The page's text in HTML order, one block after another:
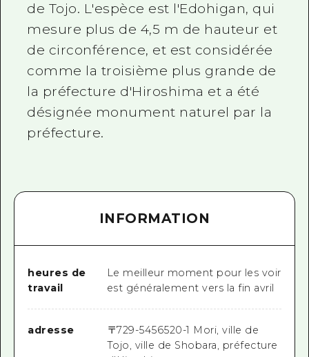
de Tojo. L'espèce est l'Edohigan, qui
mesure plus de 4,5 m de hauteur et
de circonférence, et est considérée
comme la troisième plus grande de
la préfecture d'Hiroshima et a été
désignée monument naturel par la
préfecture.
INFORMATION
heures de
travail
Le meilleur moment pour les voir
est généralement vers la fin avril
adresse 〒729-5456520-1 Mori, ville de
Tojo, ville de Shobara, préfecture